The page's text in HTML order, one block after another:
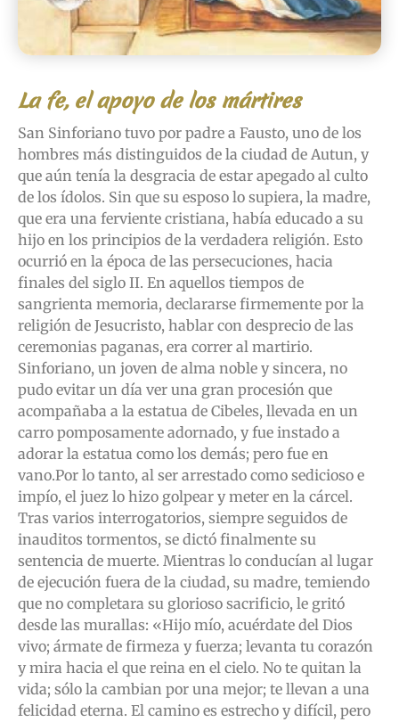
La fe, el apoyo de los mártires
San Sinforiano tuvo por padre a Fausto, uno de los
hombres más distinguidos de la ciudad de Autun, y
que aún tenía la desgracia de estar apegado al culto
de los ídolos. Sin que su esposo lo supiera, la madre,
que era una ferviente cristiana, había educado a su
hijo en los principios de la verdadera religión. Esto
ocurrió en la época de las persecuciones, hacia
finales del siglo II. En aquellos tiempos de
sangrienta memoria, declararse firmemente por la
religión de Jesucristo, hablar con desprecio de las
ceremonias paganas, era correr al martirio.
Sinforiano, un joven de alma noble y sincera, no
pudo evitar un día ver una gran procesión que
acompañaba a la estatua de Cibeles, llevada en un
carro pomposamente adornado, y fue instado a
adorar la estatua como los demás; pero fue en
vano.Por lo tanto, al ser arrestado como sedicioso e
impío, el juez lo hizo golpear y meter en la cárcel.
Tras varios interrogatorios, siempre seguidos de
inauditos tormentos, se dictó finalmente su
sentencia de muerte. Mientras lo conducían al lugar
de ejecución fuera de la ciudad, su madre, temiendo
que no completara su glorioso sacrificio, le gritó
desde las murallas: «Hijo mío, acuérdate del Dios
vivo; ármate de firmeza y fuerza; levanta tu corazón
y mira hacia el que reina en el cielo. No te quitan la
vida; sólo la cambian por una mejor; te llevan a una
felicidad eterna. El camino es estrecho y difícil, pero